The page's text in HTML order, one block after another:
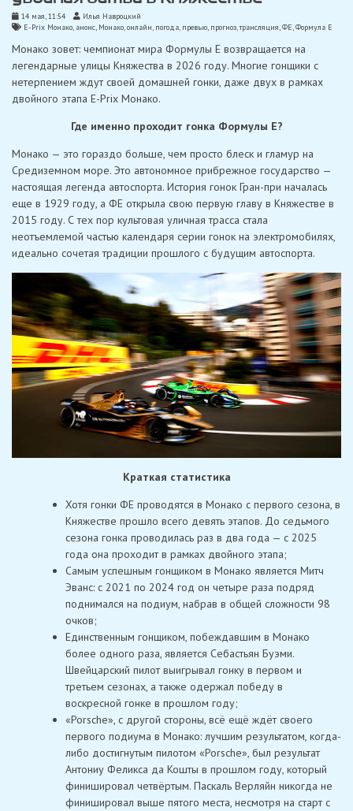
14 мая, 11:54
Илья Навроцкий
E-Prix Монако, анонс, Монако,онлайн, погода, превью, прогноз,трансляция,ФЕ,Формула Е
Монако зовет: чемпионат мира Формулы E возвращается на
легендарные улицы Княжества в 2026 году. Многие гонщики с
нетерпением ждут своей домашней гонки, даже двух в рамках
двойного этапа E-Prix Монако.
Где именно проходит гонка Формулы E?
Монако — это гораздо больше, чем просто блеск и гламур на
Средиземном море. Это автономное прибрежное государство —
настоящая легенда автоспорта. История гонок Гран-при началась
еще в 1929 году, а ФE открыла свою первую главу в Княжестве в
2015 году. С тех пор культовая уличная трасса стала
неотъемлемой частью календаря серии гонок на электромобилях,
идеально сочетая традиции прошлого с будущим автоспорта.
Краткая статистика
Хотя гонки ФE проводятся в Монако с первого сезона, в
Княжестве прошло всего девять этапов. До седьмого
сезона гонка проводилась раз в два года — с 2025
года она проходит в рамках двойного этапа;
Самым успешным гонщиком в Монако является Митч
Эванс: с 2021 по 2024 год он четыре раза подряд
поднимался на подиум, набрав в общей сложности 98
очков;
Единственным гонщиком, побеждавшим в Монако
более одного раза, является Себастьян Буэми.
Швейцарский пилот выигрывал гонку в первом и
третьем сезонах, а также одержал победу в
воскресной гонке в прошлом году;
«Porsche», с другой стороны, всё ещё ждёт своего
первого подиума в Монако: лучшим результатом, когда-
либо достигнутым пилотом «Porsche», был результат
Антониу Феликса да Кошты в прошлом году, который
финишировал четвёртым. Паскаль Верляйн никогда не
финишировал выше пятого места, несмотря на старт с